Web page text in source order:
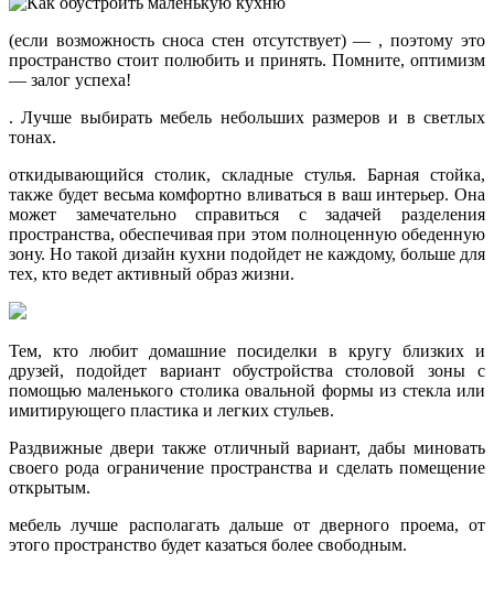
(если возможность сноса стен отсутствует) — , поэтому это
пространство стоит полюбить и принять. Помните, оптимизм
— залог успеха!
. Лучше выбирать мебель небольших размеров и в светлых
тонах.
откидывающийся столик, складные стулья. Барная стойка,
также будет весьма комфортно вливаться в ваш интерьер. Она
может замечательно справиться с задачей разделения
пространства, обеспечивая при этом полноценную обеденную
зону. Но такой дизайн кухни подойдет не каждому, больше для
тех, кто ведет активный образ жизни.
Тем, кто любит домашние посиделки в кругу близких и
друзей, подойдет вариант обустройства столовой зоны с
помощью маленького столика овальной формы из стекла или
имитирующего пластика и легких стульев.
Раздвижные двери также отличный вариант, дабы миновать
своего рода ограничение пространства и сделать помещение
открытым.
мебель лучше располагать дальше от дверного проема, от
этого пространство будет казаться более свободным.